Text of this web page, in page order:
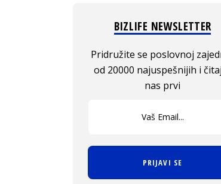
BIZLIFE NEWSLETTER
Pridružite se poslovnoj
od 20000 najuspešnijih i
nas prvi
PRIJAVI SE